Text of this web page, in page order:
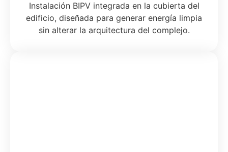
Instalación BIPV integrada en la cubierta del
edificio, diseñada para generar energía limpia
sin alterar la arquitectura del complejo.